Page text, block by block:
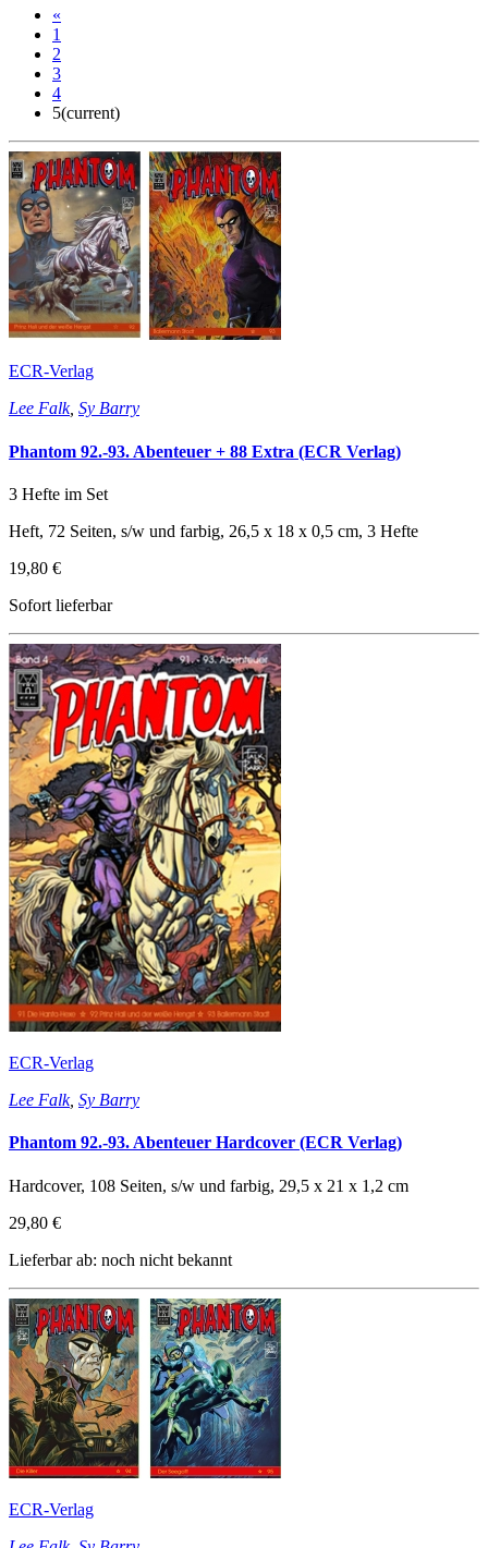
«
1
2
3
4
5(current)
ECR-Verlag
Lee Falk, Sy Barry
Phantom 92.-93. Abenteuer + 88 Extra (ECR Verlag)
3 Hefte im Set
Heft, 72 Seiten, s/w und farbig, 26,5 x 18 x 0,5 cm, 3 Hefte
19,80 €
Sofort lieferbar
ECR-Verlag
Lee Falk, Sy Barry
Phantom 92.-93. Abenteuer Hardcover (ECR Verlag)
Hardcover, 108 Seiten, s/w und farbig, 29,5 x 21 x 1,2 cm
29,80 €
Lieferbar ab: noch nicht bekannt
ECR-Verlag